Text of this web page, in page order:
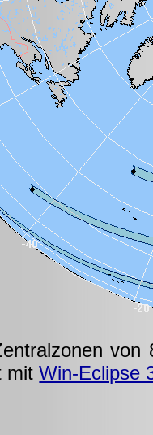
von
mitWin-Eclipse